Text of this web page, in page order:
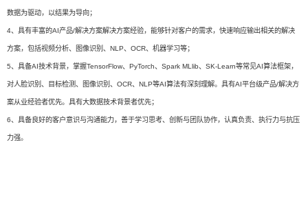
数据为驱动，以结果为导向；
4、具有丰富的AI产品/解决方案解决方案经验，能够针对客户的需求，快速响应输出相关的解决
方案，包括视频分析、图像识别、NLP、OCR、机器学习等；
5、具备AI技术背景，掌握TensorFlow、PyTorch、Spark MLlib、SK-Learn等常见AI算法框架，
对人脸识别、目标检测、图像识别、OCR、NLP等AI算法有深刻理解。具有AI平台级产品/解决方
案从业经验者优先。具有大数据技术背景者优先；
6、具备良好的客户意识与沟通能力，善于学习思考、创新与团队协作，认真负责、执行力与抗压
力强。